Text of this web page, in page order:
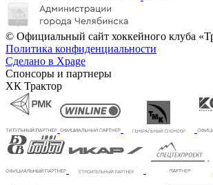
© Официальный сайт хоккейного клуба
Политика конфиденциальности
Сделано в Xpage
Спонсоры и партнеры
ХК Трактор